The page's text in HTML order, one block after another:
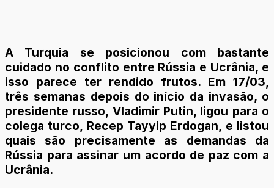
A Turquia se posicionou com bastante
cuidado no conflito entre Rússia e Ucrânia, e
isso parece ter rendido frutos. Em 17/03,
três semanas depois do início da invasão, o
presidente russo, Vladimir Putin, ligou para o
colega turco, Recep Tayyip Erdogan, e listou
quais são precisamente as demandas da
Rússia para assinar um acordo de paz com a
Ucrânia.